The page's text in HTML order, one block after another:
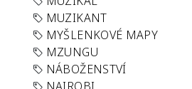
MUZIKANT
MYŠLENKOVÉ MAPY
MZUNGU
NÁBOŽENSTVÍ